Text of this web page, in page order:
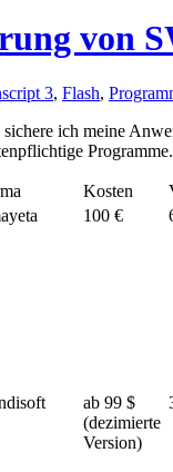
von
3, Flash,
ich meine
Kosten
100 €
ab 99 $
(dezimierte
Version)